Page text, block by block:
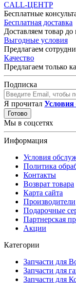
CALL-ЦЕНТР
Бесплатные
Бесплатная доставка
Доставляем товар
Выгодные условия
Предлагаем
Качество
Предлагаем только
Подписка
Я прочитал Условия
Готово
Мы в соцсетях
Информация
Условия
Политика
Контакты
Возврат товара
Карта сайта
Производители
Подарочные
Партнерская
Акции
Категории
Запчасти для
Запчасти для
Запчасти для